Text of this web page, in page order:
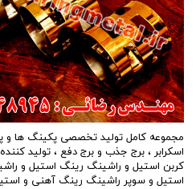
مجموعه کامل تولید تخصصی پکینگ ها و
اسکرابر ، برج جذب و برج دفع ، تولید
کربن استیل و راشینگ رینگ استیل و
استیل و سوپر راشینگ رینگ آهنی و